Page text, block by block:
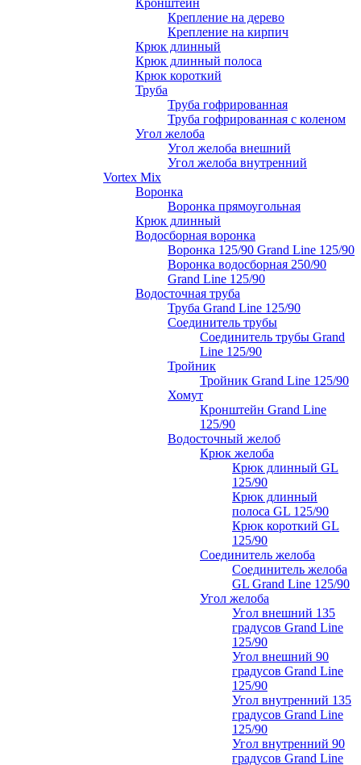
Кронштейн
Крепление на дерево
Крепление на кирпич
Крюк длинный
Крюк длинный полоса
Крюк короткий
Труба
Труба гофрированная
Труба гофрированная с коленом
Угол желоба
Угол желоба внешний
Угол желоба внутренний
Vortex Mix
Воронка
Воронка прямоугольная
Крюк длинный
Водосборная воронка
Воронка 125/90 Grand Line 125/90
Воронка водосборная 250/90
Grand Line 125/90
Водосточная труба
Труба Grand Line 125/90
Соединитель трубы
Соединитель трубы Grand
Line 125/90
Тройник
Тройник Grand Line 125/90
Хомут
Кронштейн Grand Line
125/90
Водосточный желоб
Крюк желоба
Крюк длинный GL
125/90
Крюк длинный
полоса GL 125/90
Крюк короткий GL
125/90
Соединитель желоба
Соединитель желоба
GL Grand Line 125/90
Угол желоба
Угол внешний 135
градусов Grand Line
125/90
Угол внешний 90
градусов Grand Line
125/90
Угол внутренний 135
градусов Grand Line
125/90
Угол внутренний 90
градусов Grand Line